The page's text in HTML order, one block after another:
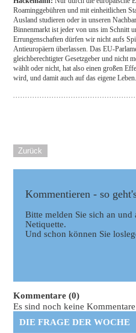
Roaminggebühren und mit einheitlichen
Ausland studieren oder in unseren
Binnenmarkt ist jeder von uns im Schnitt
Errungenschaften dürfen wir nicht aufs
Antieuropäern überlassen. Das EU-
gleichberechtigter Gesetzgeber und nicht
wählt oder nicht, hat also einen großen
wird, und damit auch auf das eigene
Zurück
Kommentieren - so
Bitte melden Sie sich an und
Netiquette.
Und schon können Sie
Kommentare (0)
Es sind noch keine
DIE FRAGE DER WOCHE